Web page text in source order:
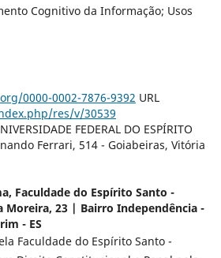
Cognitivo da Informação; Usos
0000-0002-7876-9392 URL
res/v/30539
FEDERAL DO ESPÍRITO
Ferrari, 514 - Goiabeiras, Vitória
Faculdade do Espírito Santo -
Moreira, 23 | Bairro Independência -
- ES
Faculdade do Espírito Santo -